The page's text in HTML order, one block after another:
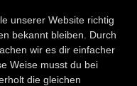
unserer Website richtig
bekannt bleiben. Durch
wir es dir einfacher
Weise musst du bei
die gleichen